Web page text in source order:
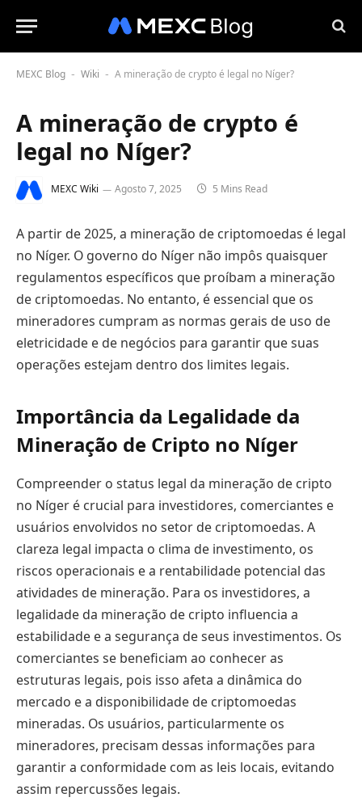
MEXC Blog - Wiki - A mineração de crypto é legal no Níger?
A mineração de crypto é
legal no Níger?
MEXC Wiki Agosto 7, 2025 5 Mins Read
A partir de 2025, a mineração de criptomoedas é legal
no Níger. O governo do Níger não impôs quaisquer
regulamentos específicos que proíbam a mineração
de criptomoedas. No entanto, é essencial que os
mineradores cumpram as normas gerais de uso de
eletricidade e de negócios para garantir que suas
operações estejam dentro dos limites legais.
Importância da Legalidade da
Mineração de Cripto no Níger
Compreender o status legal da mineração de cripto
no Níger é crucial para investidores, comerciantes e
usuários envolvidos no setor de criptomoedas. A
clareza legal impacta o clima de investimento, os
riscos operacionais e a rentabilidade potencial das
atividades de mineração. Para os investidores, a
legalidade da mineração de cripto influencia a
estabilidade e a segurança de seus investimentos. Os
comerciantes se beneficiam ao conhecer as
estruturas legais, pois isso afeta a dinâmica do
mercado e a disponibilidade de criptomoedas
mineradas. Os usuários, particularmente os
mineradores, precisam dessas informações para
garantir a conformidade com as leis locais, evitando
assim repercussões legais.